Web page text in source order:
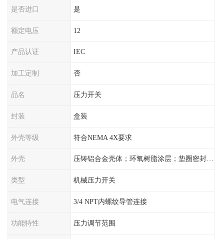
是否进口 是
额定电压 12
产品认证 IEC
加工定制 否
品名 压力开关
封装 盒装
外壳等级 符合NEMA 4X要求
外壳 压铸铝合金壳体；环氧树脂涂层；垫圈密封；卡紧螺丝
类型 机械压力开关
电气连接 3/4 NPT内螺纹导管连接
功能特性 压力调节范围